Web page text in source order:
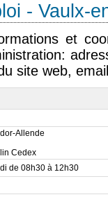
- Vaulx-
et
site web,
Allende
Cedex
de 08h30 à 12h30